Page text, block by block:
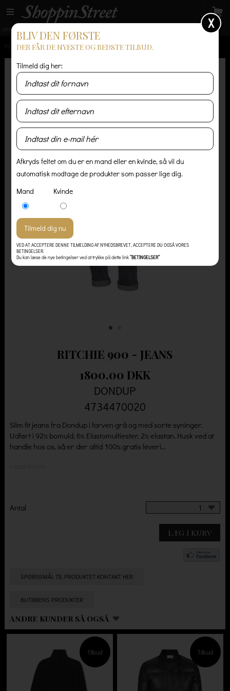
GRATIS LEVERING
FORSIDE / HERRE / JEANS / RITCHIE 900 - JEANS
RITCHIE 900 - JEANS
1800.00 DKK
DONDUP
4734470020
Slim fit jeans fra Dondup i farven grå og med sorte syninger.
Udført i 92% bomuld, 6% Elastomultiester, 2% elastan. Husk ved at
handle hos os, så er der altid 100% gratis leveri...
Antal 1
LÆG I KURV
SPØRGSMÅL TIL PRODUKTET KONTAKT HER
BUTIKKENS PRODUKTER
ANDRE KUNDER SÅ OGSÅ
Tilbud Tilbud
X
BLIV DEN FØRSTE
DER FÅR DE NYESTE OG BEDSTE TILBUD.
Tilmeld dig her:
Afkryds feltet om du er en mand eller en kvinde, så vil du
automatisk modtage de produkter som passer lige dig.
Mand
Kvinde
VED AT ACCEPTERE DENNE TILMELDING AF NYHEDSBREVET, ACCEPTERE DU OGSÅ VORES
BETINGELSER.
Du kan læse de nye betingelser ved at trykke på dette link”BETINGELSER”